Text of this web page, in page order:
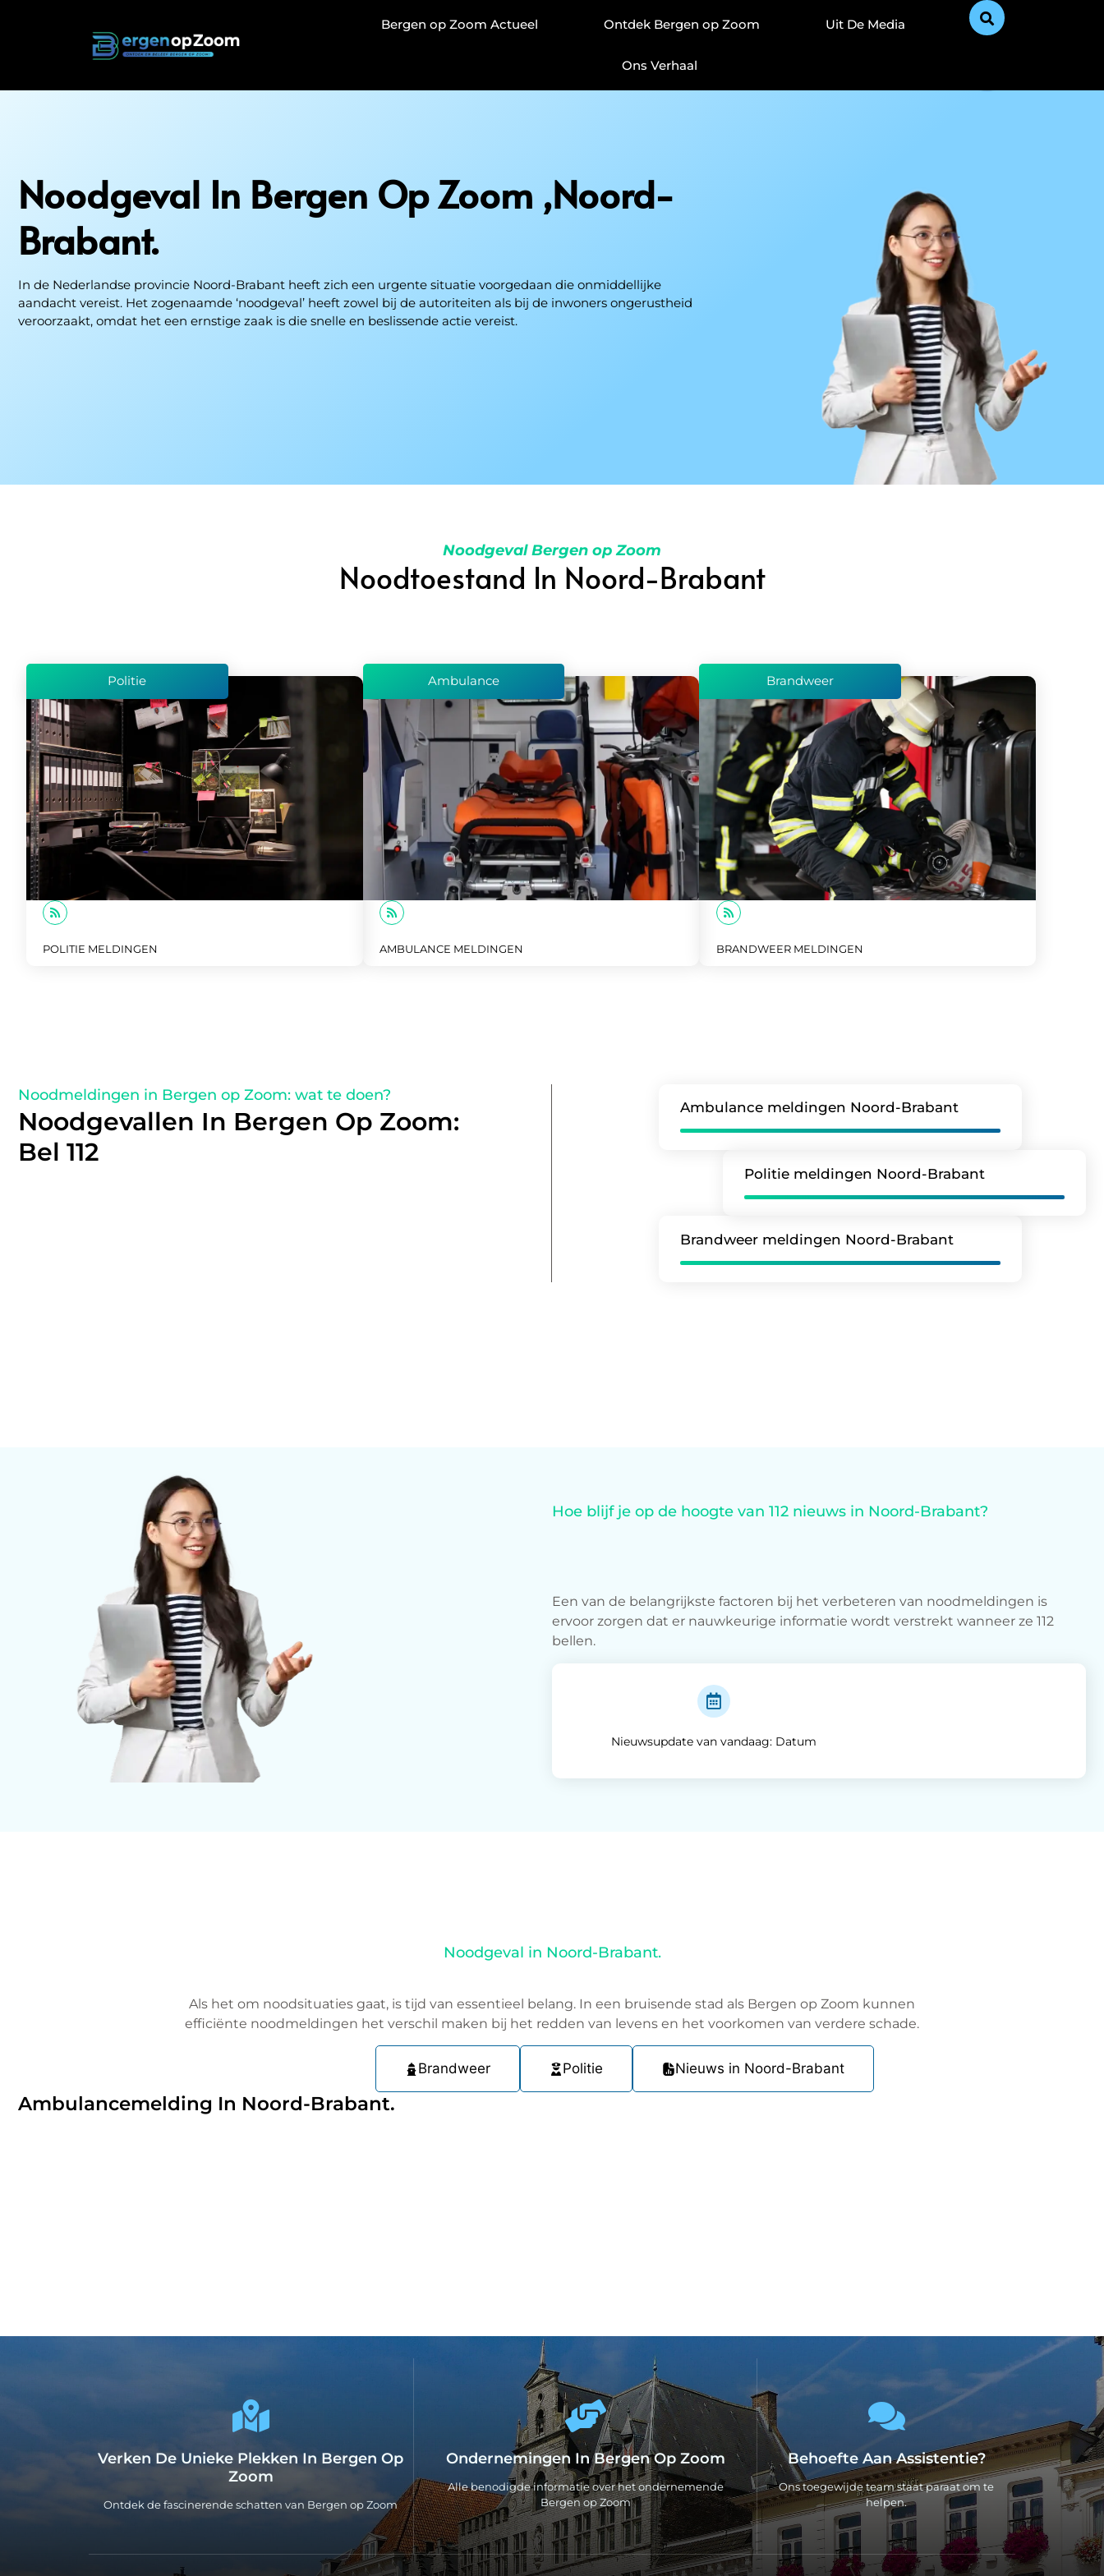
Bergen op Zoom Actueel Ontdek Bergen op Zoom Uit De Media
Ons Verhaal
Noodgeval In Bergen Op Zoom ,Noord-
Brabant.
In de Nederlandse provincie Noord-Brabant heeft zich een urgente situatie voorgedaan die onmiddellijke
aandacht vereist. Het zogenaamde ‘noodgeval’ heeft zowel bij de autoriteiten als bij de inwoners ongerustheid
veroorzaakt, omdat het een ernstige zaak is die snelle en beslissende actie vereist.
Noodgeval Bergen op Zoom
Noodtoestand In Noord-Brabant
Politie
POLITIE MELDINGEN
Ambulance
AMBULANCE MELDINGEN
Brandweer
BRANDWEER MELDINGEN
Noodmeldingen in Bergen op Zoom: wat te doen?
Noodgevallen In Bergen Op Zoom:
Bel 112
Ambulance meldingen Noord-Brabant
Politie meldingen Noord-Brabant
Brandweer meldingen Noord-Brabant
Hoe blijf je op de hoogte van 112 nieuws in Noord-Brabant?
Een van de belangrijkste factoren bij het verbeteren van noodmeldingen is
ervoor zorgen dat er nauwkeurige informatie wordt verstrekt wanneer ze 112
bellen.
Nieuwsupdate van vandaag: Datum
Noodgeval in Noord-Brabant.
Als het om noodsituaties gaat, is tijd van essentieel belang. In een bruisende stad als Bergen op Zoom kunnen
efficiënte noodmeldingen het verschil maken bij het redden van levens en het voorkomen van verdere schade.
Brandweer Politie Nieuws in Noord-Brabant
Ambulancemelding In Noord-Brabant.
Verken De Unieke Plekken In Bergen Op
Zoom
Ontdek de fascinerende schatten van Bergen op Zoom
Ondernemingen In Bergen Op Zoom
Alle benodigde informatie over het ondernemende
Bergen op Zoom
Behoefte Aan Assistentie?
Ons toegewijde team staat paraat om te
helpen.